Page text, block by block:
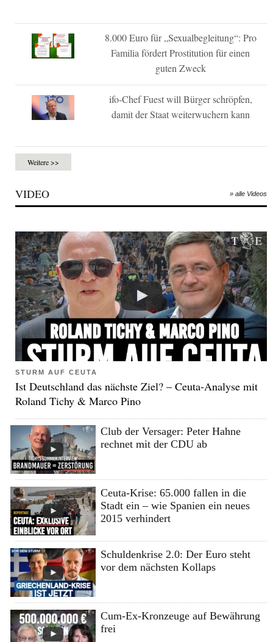
8.000 Euro für „Sexualbegleitung“: Pro
Familia fördert Prostitution für einen
guten Zweck
ifo-Chef Fuest will Bürger schröpfen,
damit der Staat weiterwuchern kann
Weitere >>
VIDEO » alle Videos
STURM AUF CEUTA
Ist Deutschland das nächste Ziel? – Ceuta-Analyse mit
Roland Tichy & Marco Pino
Club der Versager: Peter Hahne
rechnet mit der CDU ab
Ceuta-Krise: 65.000 fallen in die
Stadt ein – wie Spanien ein neues
2015 verhindert
Schuldenkrise 2.0: Der Euro steht
vor dem nächsten Kollaps
Cum-Ex-Kronzeuge auf Bewährung
frei